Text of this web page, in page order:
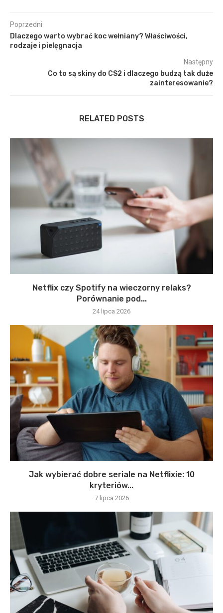
Poprzedni
Dlaczego warto wybrać koc wełniany? Właściwości,
rodzaje i pielęgnacja
Następny
Co to są skiny do CS2 i dlaczego budzą tak duże
zainteresowanie?
RELATED POSTS
Netflix czy Spotify na wieczorny relaks?
Porównanie pod...
24 lipca 2026
Jak wybierać dobre seriale na Netflixie: 10
kryteriów...
7 lipca 2026